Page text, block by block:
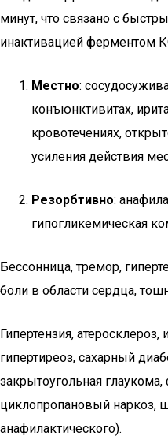
минут, что связано с
инактивацией ферментом
Местно:
конъюнктивитах,
кровотечениях,
усиления действия
Резорбтивно:
гипогликемическая
Бессонница, тремор,
боли в области сердца,
Гипертензия,
гипертиреоз, сахарный
закрытоугольная
циклопропановый наркоз,
анафилактического).